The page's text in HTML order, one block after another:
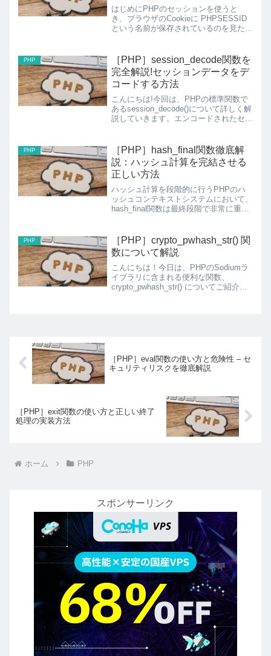
はじめにPHPのセッションを使うと
き、ブラウザのCookieに PHPSESSID
という名前が保存されているのを見たこ
session_name() はその名前を取得・変
更するための...
PHP
［PHP］session_decode関数を
完全解説!セッションデータをデ
コードする方法
こんにちは!今回は、PHPの標準関数で
あるsession_decode()について詳しく解
説していきます。エンコードされたセッ
す!session_decode関数...
PHP
［PHP］hash_final関数徹底解
説：ハッシュ計算を完結させる
正しい方法
ハッシュ計算を段階的に行うPHPのハ
ッシュコンテキストシステムにおいて、
hash_final関数は最終段階で非常に重要
解説していきます。hash_final関数と
は？h...
PHP
［PHP］crypto_pwhash_str() 関
数について解説
こんにちは！今日は、PHPのSodiumラ
イブラリに含まれる便利な関数、
crypto_pwhash_str() についてご紹介し
［PHP］eval関数の使い方と危険性 – セ
キュリティリスクを徹底解説
［PHP］exit関数の使い方と正しい終了
処理の実装方法
ホーム PHP
スポンサーリンク